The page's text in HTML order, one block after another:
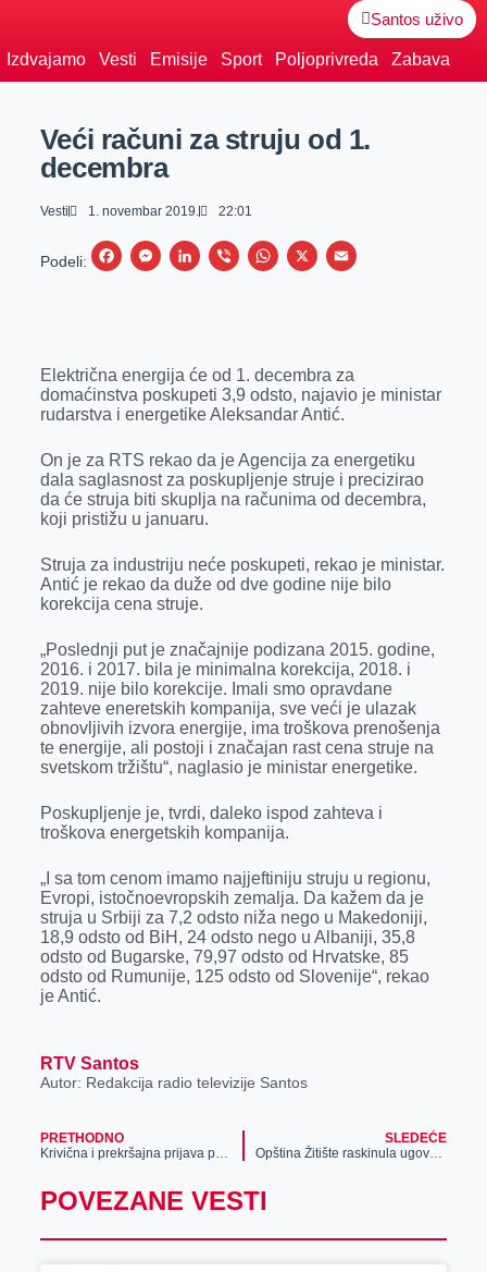
Santos uživo
Izdvajamo Vesti Emisije Sport Poljoprivreda Zabava
Veći računi za struju od 1.
decembra
Vesti 1. novembar 2019. 22:01
Podeli:
F
b
o
k
M
e
n
e
r
L
e
d
n
V
r
W
s
A
p
X
E
Električna energija će od 1. decembra za
domaćinstva poskupeti 3,9 odsto, najavio je ministar
rudarstva i energetike Aleksandar Antić.
On je za RTS rekao da je Agencija za energetiku
dala saglasnost za poskupljenje struje i precizirao
da će struja biti skuplja na računima od decembra,
koji pristižu u januaru.
Struja za industriju neće poskupeti, rekao je ministar.
Antić je rekao da duže od dve godine nije bilo
korekcija cena struje.
„Poslednji put je značajnije podizana 2015. godine,
2016. i 2017. bila je minimalna korekcija, 2018. i
2019. nije bilo korekcije. Imali smo opravdane
zahteve eneretskih kompanija, sve veći je ulazak
obnovljivih izvora energije, ima troškova prenošenja
te energije, ali postoji i značajan rast cena struje na
svetskom tržištu“, naglasio je ministar energetike.
Poskupljenje je, tvrdi, daleko ispod zahteva i
troškova energetskih kompanija.
„I sa tom cenom imamo najjeftiniju struju u regionu,
Evropi, istočnoevropskih zemalja. Da kažem da je
struja u Srbiji za 7,2 odsto niža nego u Makedoniji,
18,9 odsto od BiH, 24 odsto nego u Albaniji, 35,8
odsto od Bugarske, 79,97 odsto od Hrvatske, 85
odsto od Rumunije, 125 odsto od Slovenije“, rekao
je Antić.
RTV Santos
Autor: Redakcija radio televizije Santos
PRETHODNO
Krivična i prekršajna prijava protiv direktora TO Novi Bečej
SLEDEĆE
Opština Žitište raskinula ugovor sa firmom „Banat trans“
POVEZANE VESTI